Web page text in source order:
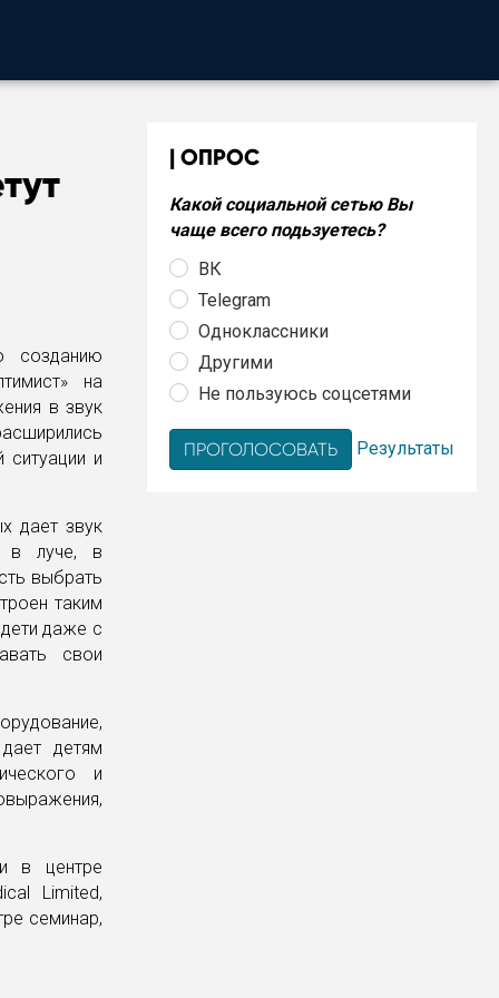
созданию
на
в звук
ситуации и
дает звук
в луче, в
выбрать
таким
даже с
свои
детям
и
в центре
Limited,
семинар,
ОПРОС
Какой социальной сетью Вы
чаще всего подьзуетесь?
ВК
Telegram
Одноклассники
Другими
Не пользуюсь соцсетями
Результаты